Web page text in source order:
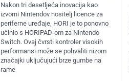
Nakon tri desetljeća inovacija kao
izvorni Nintendov nositelj licence za
periferne uređaje, HORI je to ponovno
učinio s HORIPAD-om za Nintendo
Switch. Ovaj čvrsti kontroler visokih
performansi može se pohvaliti nizom
značajki uključujući brze gumbe na
rame